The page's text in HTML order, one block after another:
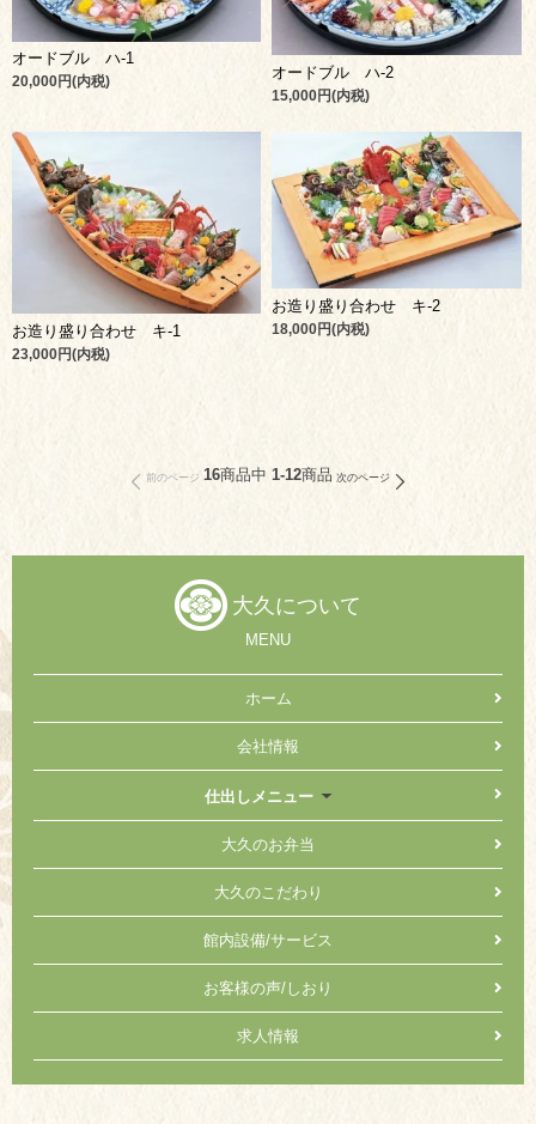
オードブル ハ-1
20,000円(内税)
オードブル ハ-2
15,000円(内税)
お造り盛り合わせ キ-1
23,000円(内税)
お造り盛り合わせ キ-2
18,000円(内税)
前のページ 16商品中 1-12商品 次のページ
大久について
MENU
ホーム
会社情報
仕出しメニュー
大久のお弁当
大久のこだわり
館内設備/サービス
お客様の声/しおり
求人情報